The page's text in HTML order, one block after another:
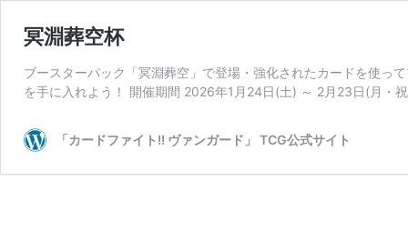
冥淵葬空杯
ブースターパック「冥淵葬空」で登場・強化されたカードを使っ
を手に入れよう！ 開催期間 2026年1月24日(土) ～ 2月23日(月・
「カードファイト!! ヴァンガード」 TCG公式サイト